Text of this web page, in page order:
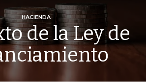
HACIENDA
de la Ley de